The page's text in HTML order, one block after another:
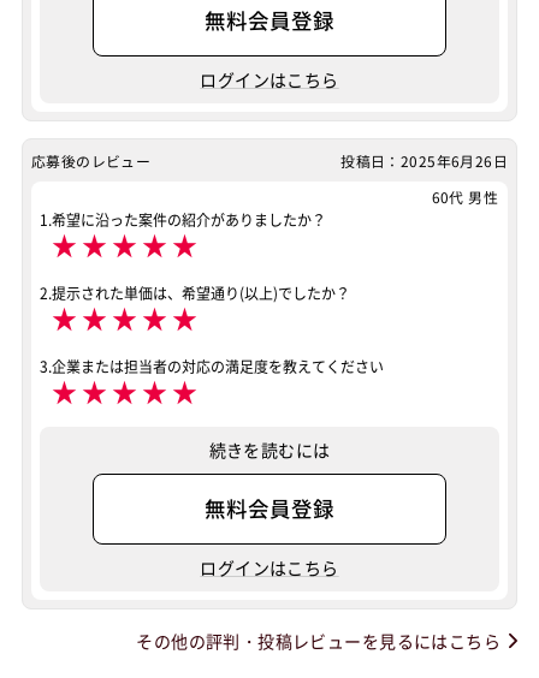
無料会員登録
ログインはこちら
応募後のレビュー
投稿日：2025年6月26日
60代 男性
1.希望に沿った案件の紹介がありましたか？
★ ★ ★ ★ ★
2.提示された単価は、希望通り(以上)でしたか？
★ ★ ★ ★ ★
3.企業または担当者の対応の満足度を教えてください
★ ★ ★ ★ ★
続きを読むには
無料会員登録
ログインはこちら
その他の評判・投稿レビューを見るにはこちら